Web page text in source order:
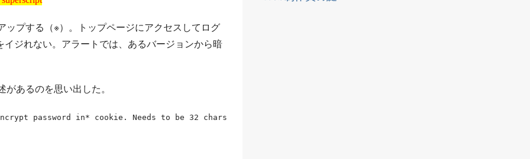
superscript
プする（※）。トップページにアクセスしてログ
ジれない。アラートでは、あるバージョンから暗
あるのを思い出した。
password in* cookie. Needs to be 32 chars